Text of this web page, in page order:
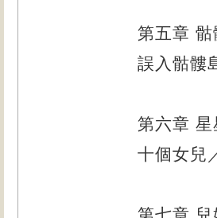
第五章
誤入骷髏
第六章
十個女兒